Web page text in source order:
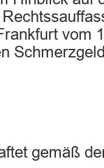
vom
gemäß